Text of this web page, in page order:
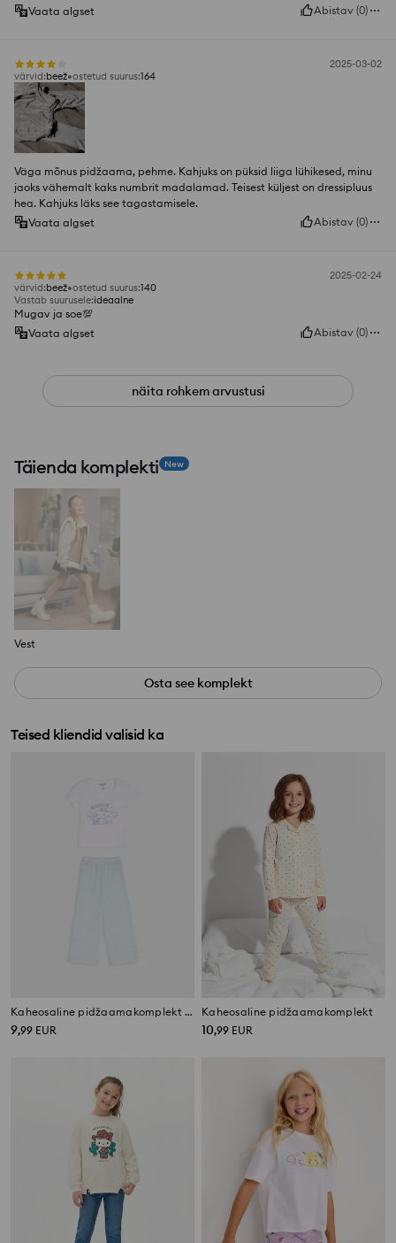
Vaata algset
Abistav (0)
2025-03-02
värvid:beež ostetud suurus:164
Väga mõnus pidžaama, pehme. Kahjuks on püksid liiga lühikesed, minu
jaoks vähemalt kaks numbrit madalamad. Teisest küljest on dressipluus
hea. Kahjuks läks see tagastamisele.
Vaata algset
Abistav (0)
2025-02-24
värvid:beež ostetud suurus:140
Vastab suurusele:ideaalne
Mugav ja soe💯
Vaata algset
Abistav (0)
näita rohkem arvustusi
Täienda komplekti New
Vest
Osta see komplekt
Teised kliendid valisid ka
Kaheosaline pidžaamakomplekt Cinnamoroll
9,99 EUR
Kaheosaline pidžaamakomplekt
10,99 EUR